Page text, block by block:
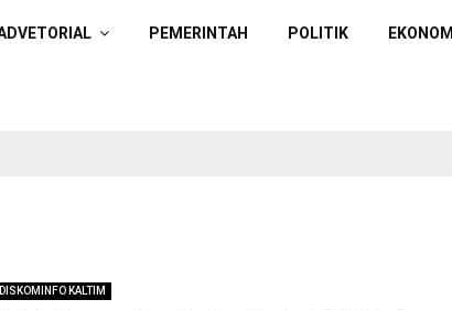
PEMERINTAH POLITIK EKONOMI
DISKOMINFO KALTIM